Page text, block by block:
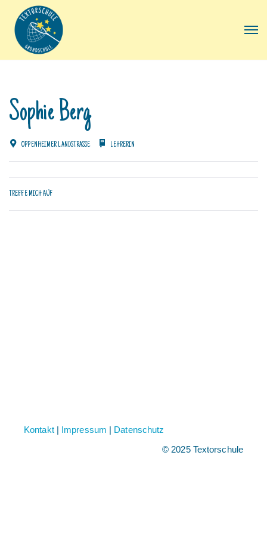
Sophie Berg
OPPENHEIMER LANDSTRASSE LEHRERIN
TREFFE MICH AUF
Kontakt| Impressum | Datenschutz
© 2025 Textorschule